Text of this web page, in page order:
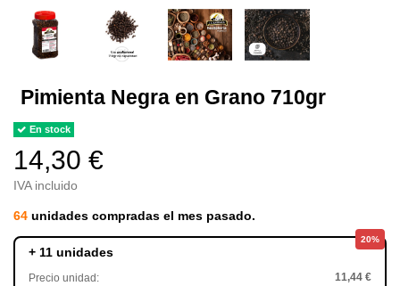
Pimienta Negra en Grano 710gr
En stock
14,30 €
IVA incluido
64 unidades compradas el mes pasado.
20%
+ 11 unidades
Precio unidad: 11,44 €